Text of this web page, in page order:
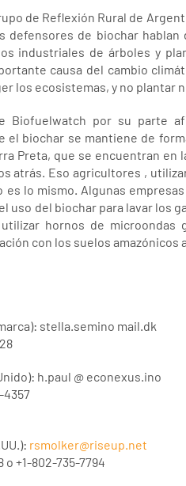
de Reflexión Rural de
defensores de biochar
industriales de árboles y
causa del cambio
los ecosistemas, y no plantar
Biofuelwatch por su parte
el biochar se mantiene de
Preta, que se encuentran
atrás. Eso agricultores ,
es lo mismo. Algunas
uso del biochar para lavar los
hornos de
con los suelos amazónicos
stella.semino mail.dk
h.paul @ econexus.ino
4357
rsmolker@riseup.net
o +1-802-735-7794